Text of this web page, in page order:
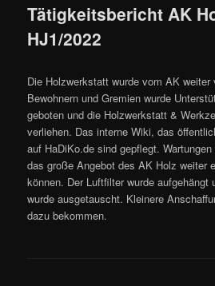
Tätigkeitsbericht AK
HJ1/2022
Die Holzwerkstatt wurde vom AK weiter
Bewohnern und Gremien wurde
geboten und die Holzwerkstatt &
verliehen. Das interne Wiki, das
auf HaDiKo.de sind gepflegt.
das große Angebot des AK Holz weiter
können. Der Luftfilter wurde aufgehängt
wurde ausgetauscht. Kleinere
dazu bekommen.